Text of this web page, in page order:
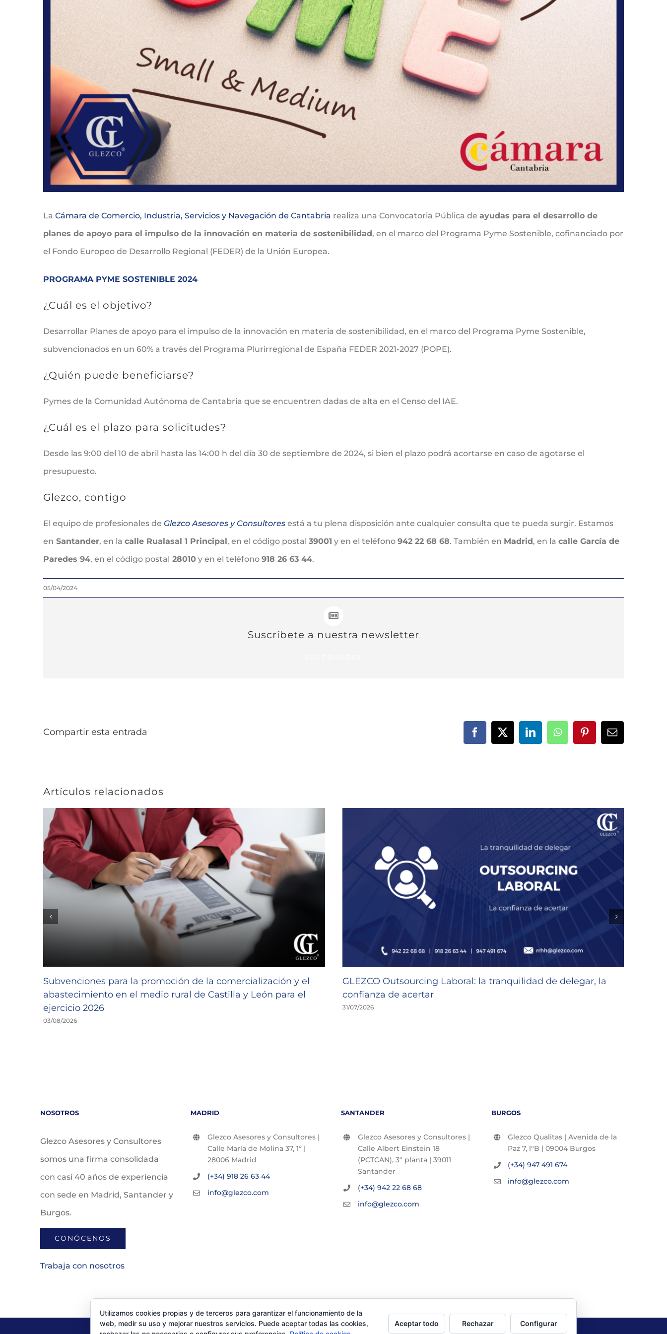
La Cámara de Comercio, Industria, Servicios y Navegación de Cantabria realiza una Convocatoria Pública de ayudas para el desarrollo de
planes de apoyo para el impulso de la innovación en materia de sostenibilidad, en el marco del Programa Pyme Sostenible, cofinanciado por
el Fondo Europeo de Desarrollo Regional (FEDER) de la Unión Europea.
PROGRAMA PYME SOSTENIBLE 2024
¿Cuál es el objetivo?
Desarrollar Planes de apoyo para el impulso de la innovación en materia de sostenibilidad, en el marco del Programa Pyme Sostenible,
subvencionados en un 60% a través del Programa Plurirregional de España FEDER 2021-2027 (POPE).
¿Quién puede beneficiarse?
Pymes de la Comunidad Autónoma de Cantabria que se encuentren dadas de alta en el Censo del IAE.
¿Cuál es el plazo para solicitudes?
Desde las 9:00 del 10 de abril hasta las 14:00 h del día 30 de septiembre de 2024, si bien el plazo podrá acortarse en caso de agotarse el
presupuesto.
Glezco, contigo
El equipo de profesionales de Glezco Asesores y Consultores está a tu plena disposición ante cualquier consulta que te pueda surgir. Estamos
en Santander, en la calle Rualasal 1 Principal, en el código postal 39001 y en el teléfono 942 22 68 68. También en Madrid, en la calle García de
Paredes 94, en el código postal 28010 y en el teléfono 918 26 63 44.
05/04/2024
Suscríbete a nuestra newsletter
Compartir esta entrada Facebook
X LinkedInWhatsAppPinterestCorreo
electrónico
Artículos relacionados
Subvenciones para la promoción de la comercialización y el
abastecimiento en el medio rural de Castilla y León para el
ejercicio 2026
03/08/2026
GLEZCO Outsourcing Laboral: la tranquilidad de delegar, la
confianza de acertar
31/07/2026
NOSOTROS
Glezco Asesores y Consultores
somos una firma consolidada
con casi 40 años de experiencia
con sede en Madrid, Santander y
Burgos.
CONÓCENOS
Trabaja con nosotros
MADRID
Glezco Asesores y Consultores |
Calle María de Molina 37, 1º |
28006 Madrid
(+34) 918 26 63 44
info@glezco.com
SANTANDER
Glezco Asesores y Consultores |
Calle Albert Einstein 18
(PCTCAN), 3ª planta | 39011
Santander
(+34) 942 22 68 68
info@glezco.com
BURGOS
Glezco Qualitas | Avenida de la
Paz 7, l°B | 09004 Burgos
(+34) 947 491 674
info@glezco.com
Utilizamos cookies propias y de terceros para garantizar el funcionamiento de la
web, medir su uso y mejorar nuestros servicios. Puede aceptar todas las cookies,
Aceptar todo Rechazar Configurar